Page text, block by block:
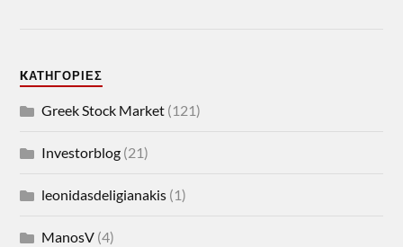
KΑΤΗΓΟΡΊΕΣ
Greek Stock Market (121)
Investorblog (21)
leonidasdeligianakis (1)
ManosV (4)